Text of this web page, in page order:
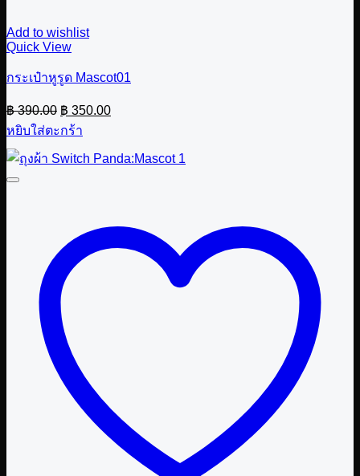
Add to wishlist
Quick View
กระเป๋าหูรูด Mascot01
฿390.00 Original
price
was:
฿ 390.00.
฿ 350.00Current
price
฿ 350.00.
หยิบใส่ตะกร้า